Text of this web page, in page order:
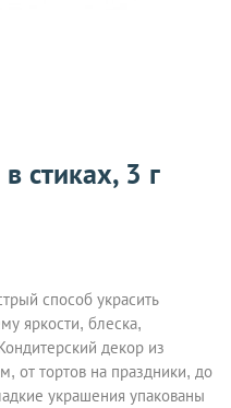
стиках, 3 г
способ украсить
яркости, блеска,
декор из
от тортов на праздники, до
украшения упакованы